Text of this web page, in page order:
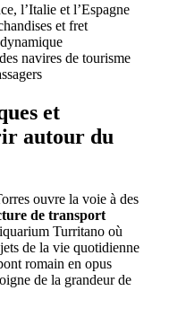
l’Italie et l’Espagne
et fret
navires de tourisme
et
autour du
ouvre la voie à des
de transport
Turritano où
de la vie quotidienne
romain en opus
de la grandeur de